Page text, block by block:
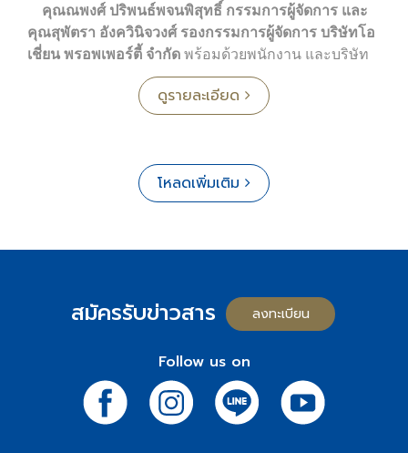
⬤โอเชี่ยน มารีน่า รีสอร์ต: โรงแรมระดับ 5 ดาว วิวท่า
จอดเรือยอช์ทแห่งเดียวในพัทยา ดีไซน์แบบ Neo-Nautical
Style พร้อมสิ่งอำนวยความสะดวกครบครัน
ริมชายหาดหัวหินและรีสอร์ทระดับ 5 ดาว โดดเด่นด้วย
พื้นที่สีเขียวขนาดใหญ่ การันตีด้วยรางวัลระดับนานาชาติ
กลุ่มธุรกิจอสังหาริมทรัพย์เพื่อเช่า
โอเชี่ยน ทาวเวอร์ 1: อาคารสำนักงาน 32 ชั้น ตรง
⬤โอเชี่ยน ทาวเวอร์ 2: อาคารสำนักงาน 42 ชั้น ใจกลาง
โอเชี่ยน พรอพเพอร์ตี้จำกัดขอยืนยันว่า ตลอด 35 ปี
บริษัทฯ ยังคงความมุ่งมั่นและความใส่ใจในคุณภาพของ
โครงการและความปลอดภัยสูงสุดเสมอมา
- พื้นที่ใช้สอย 195 ตารางเมตร
- หน้ากว้าง 5 เมตร
- รร.สตรีภูเก็ต 3 กม.
- ที่ว่าการอำเภอเมืองภูเก็ต 3.7 กม.
- เซ็นทรัล เฟสติวัล ภูเก็ต 7 กม.
- สนามบินนานาชาติภูเก็ต 33 กม.
ข้อมูลโครงการ: http://bit.ly/OcenTownWebsite
หมายเหตุ: เงื่อนไขเป็นไปตามที่บริษัทกำหนด
คุณณพงศ์ ปริพนธ์พจนพิสุทธิ์ กรรมการผู้จัดการ และ
คุณสุพัตรา อังควินิจวงศ์ รองกรรมการผู้จัดการ บริษัทโอ
เชี่ยน พรอพเพอร์ตี้ จำกัด พร้อมด้วยพนักงาน และบริษัท
ในเครือ ร่วมจัดพิธีไหว้ศาลพระภูมิ และทำบุญถวายภัตา
หารเพลแด่คณะสงฆ์ เนื่องในโอกาสครบรอบ 35 ปี ณ
อาคารโอเชี่ยน ทาวเวอร์ 2 ถนนอโศก กรุงเทพ
กับทุกคน แสดงถึงความมุ่งมั่นในการสร้างความสุขและ
คุณค่าให้กับทุกคน เริ่มจากมอบของขวัญพิเศษเพื่อเพิ่ม
ความสุขแก่พนักงาน ขณะเดียวกันยังจัดกิจกรรมมอบ
โซเชียลมีเดียต่างๆ เพื่อให้ทุกคนมีโอกาสรับรางวัลพิเศษ
- Facebook:คลิก
- X (Twitter):คลิก
- TikTok: คลิก
ดูรายละเอียด
โหลดเพิ่มเติม
สมัครรับข่าวสาร ลงทะเบียน
Follow us on